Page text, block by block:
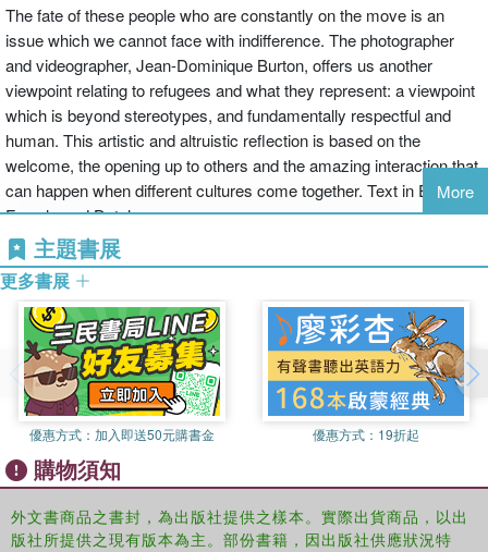
The fate of these people who are constantly on the move is an
issue which we cannot face with indifference. The photographer
and videographer, Jean-Dominique Burton, offers us another
viewpoint relating to refugees and what they represent: a viewpoint
which is beyond stereotypes, and fundamentally respectful and
human. This artistic and altruistic reflection is based on the
welcome, the opening up to others and the amazing interaction that
can happen when different cultures come together. Text in English,
French, and Dutch.
More
主題書展
更多書展
優惠方式： 加入即送50元購書金 優惠方式： 19折起
購物須知
外文書商品之書封，為出版社提供之樣本。實際出貨商品，以出
版社所提供之現有版本為主。部份書籍，因出版社供應狀況特